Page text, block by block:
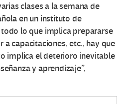
clases a la semana de
en un instituto de
todo lo que implica prepararse
a capacitaciones, etc., hay que
implica el deterioro inevitable
y aprendizaje”,